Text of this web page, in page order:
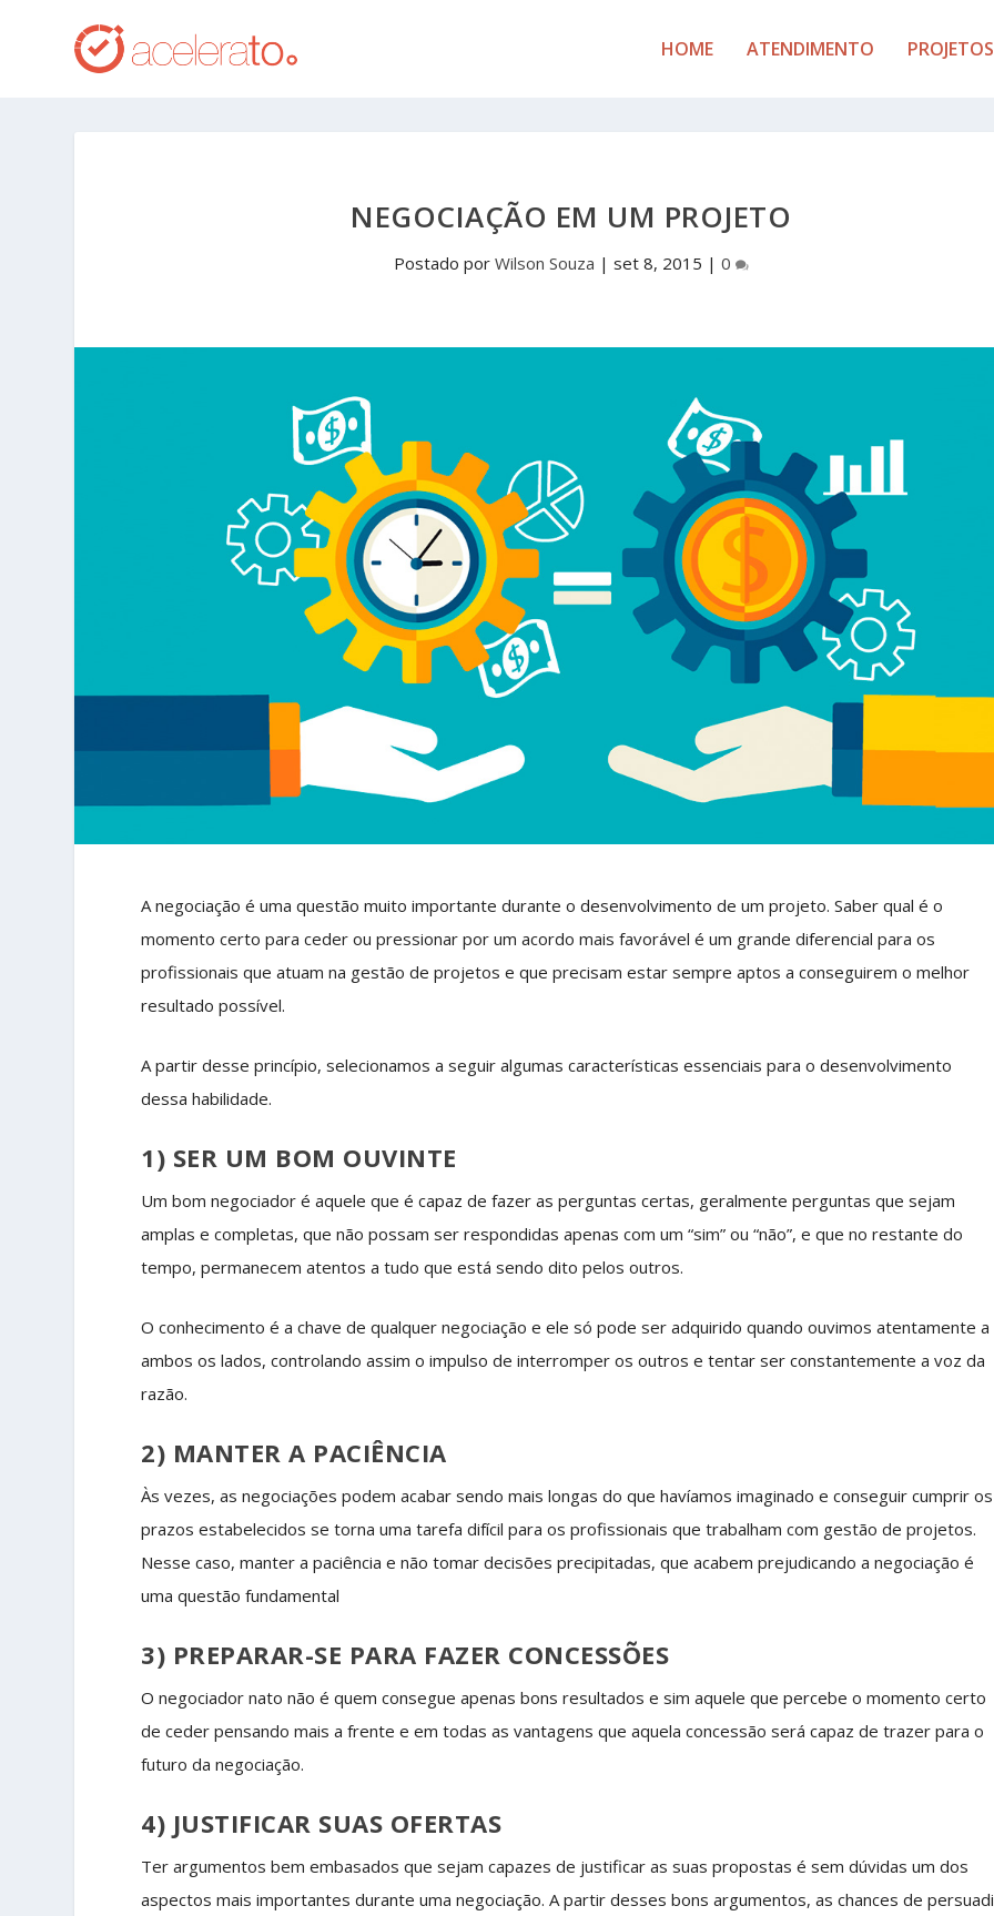
HOME ATENDIMENTO PROJETOS
NEGOCIAÇÃO EM UM PROJETO
Postado por Wilson Souza | set 8, 2015 | 0
A negociação é uma questão muito importante durante o desenvolvimento de um projeto. Saber qual é o
momento certo para ceder ou pressionar por um acordo mais favorável é um grande diferencial para os
profissionais que atuam na gestão de projetos e que precisam estar sempre aptos a conseguirem o melhor
resultado possível.
A partir desse princípio, selecionamos a seguir algumas características essenciais para o desenvolvimento
dessa habilidade.
1) SER UM BOM OUVINTE
Um bom negociador é aquele que é capaz de fazer as perguntas certas, geralmente perguntas que sejam
amplas e completas, que não possam ser respondidas apenas com um “sim” ou “não”, e que no restante do
tempo, permanecem atentos a tudo que está sendo dito pelos outros.
O conhecimento é a chave de qualquer negociação e ele só pode ser adquirido quando ouvimos atentamente a
ambos os lados, controlando assim o impulso de interromper os outros e tentar ser constantemente a voz da
razão.
2) MANTER A PACIÊNCIA
Às vezes, as negociações podem acabar sendo mais longas do que havíamos imaginado e conseguir cumprir os
prazos estabelecidos se torna uma tarefa difícil para os profissionais que trabalham com gestão de projetos.
Nesse caso, manter a paciência e não tomar decisões precipitadas, que acabem prejudicando a negociação é
uma questão fundamental
3) PREPARAR-SE PARA FAZER CONCESSÕES
O negociador nato não é quem consegue apenas bons resultados e sim aquele que percebe o momento certo
de ceder pensando mais a frente e em todas as vantagens que aquela concessão será capaz de trazer para o
futuro da negociação.
4) JUSTIFICAR SUAS OFERTAS
Ter argumentos bem embasados que sejam capazes de justificar as suas propostas é sem dúvidas um dos
aspectos mais importantes durante uma negociação. A partir desses bons argumentos, as chances de